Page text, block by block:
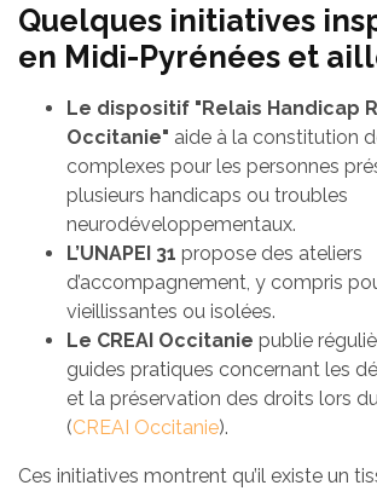
Quelques initiatives
en Midi-Pyrénées et
Le dispositif "Relais Handicap
Occitanie" aide à la constitution
complexes pour les personnes
plusieurs handicaps ou troubles
neurodéveloppementaux.
L’UNAPEI 31 propose des ateliers
d’accompagnement, y compris
vieillissantes ou isolées.
Le CREAI Occitanie publie
guides pratiques concernant les
et la préservation des droits lors
(CREAI Occitanie).
Ces initiatives montrent qu’il existe un